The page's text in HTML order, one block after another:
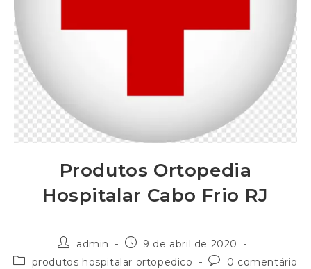
Produtos Ortopedia
Hospitalar Cabo Frio RJ
admin
9 de abril de 2020
produtos hospitalar ortopedico
0 comentário